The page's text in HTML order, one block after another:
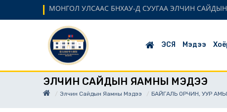
МОНГОЛ УЛСААС БНХАУ-Д СУУГАА ЭЛЧИН
ЭСЯ Мэдээ
ЭЛЧИН САЙДЫН ЯАМНЫ МЭДЭЭ
Элчин Сайдын Яамны Мэдээ БАЙГАЛЬ ОРЧИН, УУР